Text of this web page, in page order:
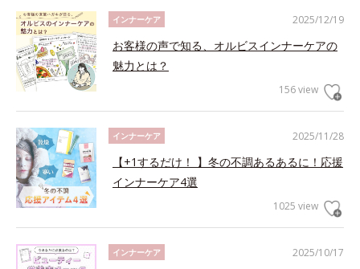
2025/12/19
インナーケア
お客様の声で知る、オルビスインナーケアの
魅力とは？
156 view
2025/11/28
インナーケア
【+1するだけ！ 】冬の不調あるあるに！応援
インナーケア4選
1025 view
2025/10/17
インナーケア